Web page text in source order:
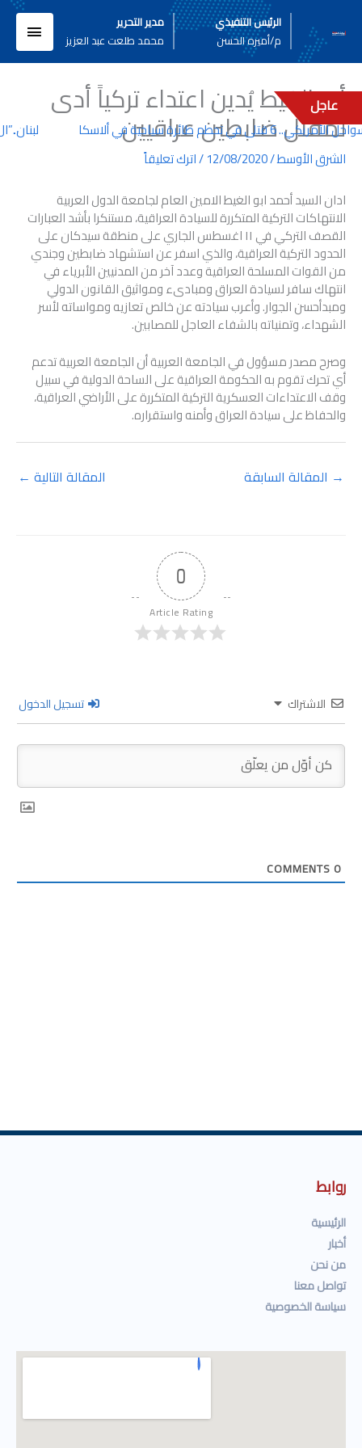
المحتوى
الرئيس التنفيذي
م/أميره الحسن
مدير التحرير
محمد طلعت عبد العزيز
عاجل
قتلى في تحطم طائرة سياحية في ألاسكا
أبو الغيط يُدين اعتداء تركياً أدى
لمقتل ضابطين عراقيين
الشرق الأوسط/
12/08/2020
/اترك تعليقاً
ادان السيد أحمد ابو الغيط الامين العام لجامعة الدول العربية
الانتهاكات التركية المتكررة للسيادة العراقية، مستنكرا بأشد العبارات
القصف التركي في ١١ اغسطس الجاري على منطقة سيدكان على
الحدود التركية العراقية، والذي اسفر عن استشهاد ضابطين وجندي
من القوات المسلحة العراقية وعدد آخر من المدنيين الأبرياء في
انتهاك سافر لسيادة العراق ومبادىء ومواثيق القانون الدولي
ومبدأحسن الجوار. وأعرب سيادته عن خالص تعازيه ومواساته لأسر
الشهداء، وتمنياته بالشفاء العاجل للمصابين.
وصرح مصدر مسؤول في الجامعة العربية أن الجامعة العربية تدعم
أي تحرك تقوم به الحكومة العراقية على الساحة الدولية في سبيل
وقف الاعتداءات العسكرية التركية المتكررة على الأراضي العراقية،
والحفاظ على سيادة العراق وأمنه واستقراره.
→ المقالة السابقة المقالة التالية ←
0
Article Rating
الاشتراك تسجيل الدخول
0
روابط
الرئيسية
أخبار
من نحن
تواصل معنا
سياسة الخصوصية